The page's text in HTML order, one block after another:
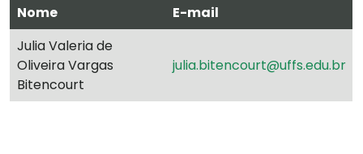
Nome
E-mail
Julia Valeria de
Oliveira Vargas
Bitencourt
julia.bitencourt@uffs.edu.br